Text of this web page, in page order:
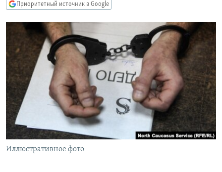
Вернутся
поиску
КАВКАЗ.РЕАЛИИ
СЕВЕР.РЕАЛИИ
СИБИРЬ.РЕАЛИИ
РАСПИСАНИЕ ВЕЩАНИЯ
ПОДПИШИТЕСЬ НА РАССЫЛКУ
СОЦИАЛЬНЫЕ СЕТИ
Приоритетный источник в Google
Иллюстративное фото